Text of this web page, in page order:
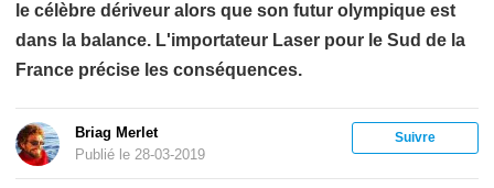
le célèbre dériveur alors que son futur olympique est
dans la balance. L'importateur Laser pour le Sud de la
France précise les conséquences.
Briag Merlet
Publié le 28-03-2019
Suivre